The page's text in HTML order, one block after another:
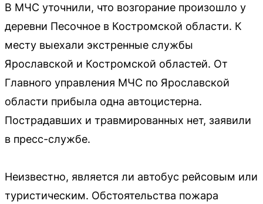
В МЧС уточнили, что возгорание произошло у
деревни Песочное в Костромской области. К
месту выехали экстренные службы
Ярославской и Костромской областей. От
Главного управления МЧС по Ярославской
области прибыла одна автоцистерна.
Пострадавших и травмированных нет, заявили
в пресс-службе.
Неизвестно, является ли автобус рейсовым или
туристическим. Обстоятельства пожара